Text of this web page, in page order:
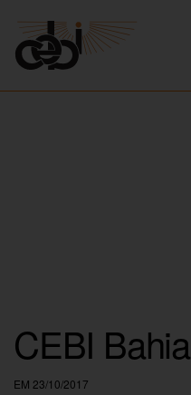
CEBI Bahia
EM 23/10/2017